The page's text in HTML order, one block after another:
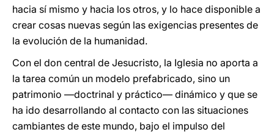
hacia sí mismo y hacia los otros, y lo hace disponible a
crear cosas nuevas según las exigencias presentes de
la evolución de la humanidad.
Con el don central de Jesucristo, la Iglesia no aporta a
la tarea común un modelo prefabricado, sino un
patrimonio —doctrinal y práctico— dinámico y que se
ha ido desarrollando al contacto con las situaciones
cambiantes de este mundo, bajo el impulso del